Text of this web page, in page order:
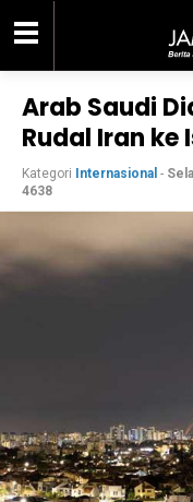
Arab Saudi
Rudal Iran ke
Kategori Internasional -
4638